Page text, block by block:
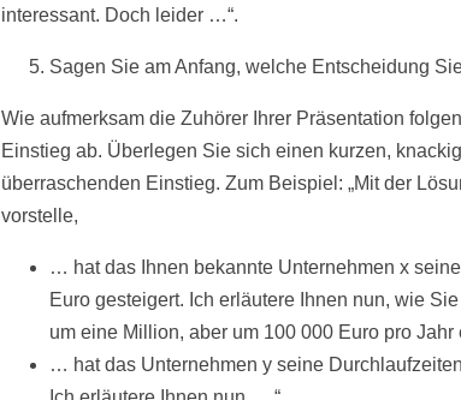
interessant. Doch leider …“.
Sagen Sie am Anfang, welche Entscheidung
Wie aufmerksam die Zuhörer Ihrer Präsentation
Einstieg ab. Überlegen Sie sich einen kurzen,
überraschenden Einstieg. Zum Beispiel: „Mit der
vorstelle,
… hat das Ihnen bekannte Unternehmen x
Euro gesteigert. Ich erläutere Ihnen nun, wie
um eine Million, aber um 100 000 Euro pro Jahr
… hat das Unternehmen y seine